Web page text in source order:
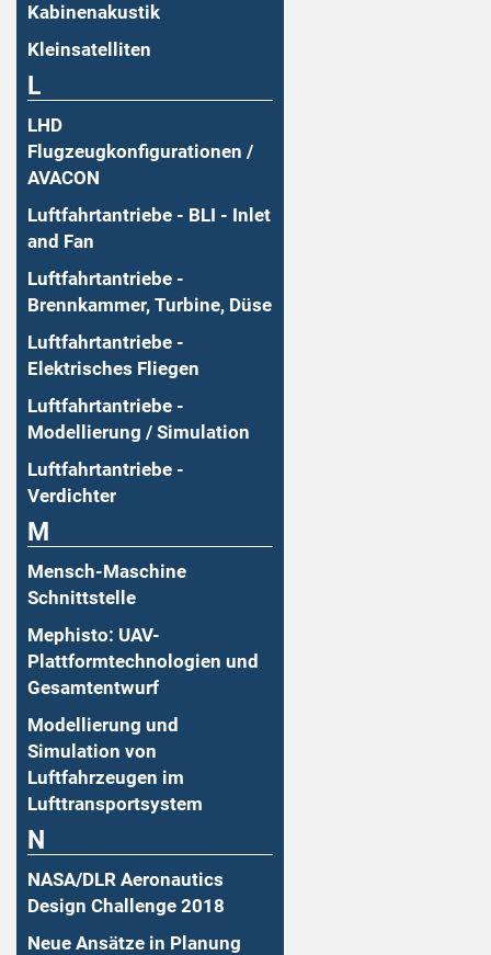
Kabinenakustik
Kleinsatelliten
L
LHD
Flugzeugkonfigurationen /
AVACON
Luftfahrtantriebe - BLI - Inlet
and Fan
Luftfahrtantriebe -
Brennkammer, Turbine, Düse
Luftfahrtantriebe -
Elektrisches Fliegen
Luftfahrtantriebe -
Modellierung / Simulation
Luftfahrtantriebe -
Verdichter
M
Mensch-Maschine
Schnittstelle
Mephisto: UAV-
Plattformtechnologien und
Gesamtentwurf
Modellierung und
Simulation von
Luftfahrzeugen im
Lufttransportsystem
N
NASA/DLR Aeronautics
Design Challenge 2018
Neue Ansätze in Planung